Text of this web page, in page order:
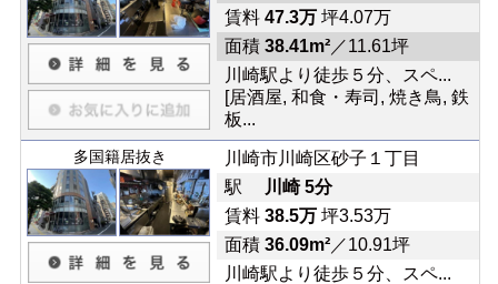
賃料 47.3万坪4.07万
面積 38.41m²／11.61坪
川崎駅より徒歩５分、スペ...
[居酒屋, 和食・寿司, 焼き鳥, 鉄
板...
多国籍居抜き
川崎市川崎区砂子１丁目
駅
川崎 5分
賃料 38.5万坪3.53万
面積 36.09m²／10.91坪
川崎駅より徒歩５分、スペ...